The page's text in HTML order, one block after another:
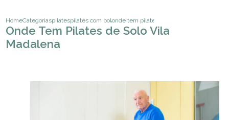
HomeCategoriaspilatespilates com bola para idososonde tem pilates de solo vila madalena
Onde Tem Pilates de Solo Vila
Madalena